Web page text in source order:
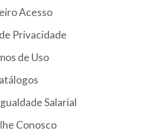
Acesso
Privacidade
de Uso
Salarial
Conosco